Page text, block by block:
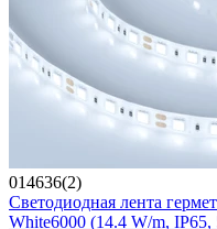
014636(2)
Светодиодная лента
White6000 (14.4 W/m,